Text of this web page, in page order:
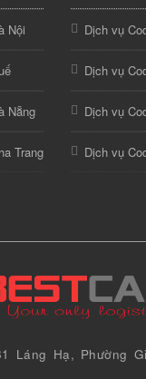
Nội
Nẵng
Trang
Dịch vụ
Dịch vụ
Dịch vụ
Dịch vụ
Láng Hạ, Phường